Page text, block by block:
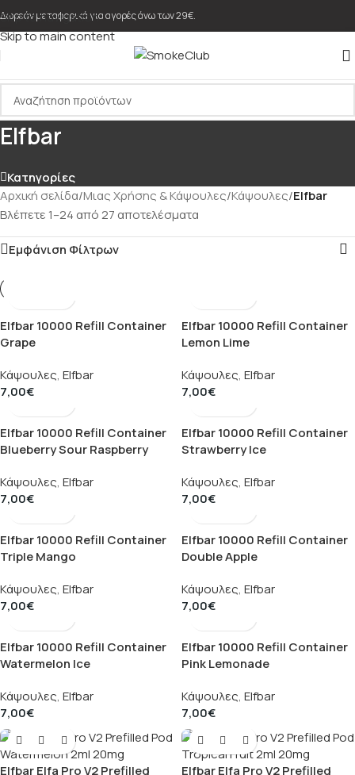
Skip to navigation
Skip to main content
Δωρεάν μεταφορικά για αγορές άνω των 29€.
Elfbar
Κατηγορίες
Αρχική σελίδα/Μιας Χρήσης & Κάψουλες/Κάψουλες/Elfbar
Βλέπετε 1–24 από 27 αποτελέσματα
Εμφάνιση Φίλτρων
Elfbar 10000 Refill Container
Grape
Κάψουλες, Elfbar
7,00€
Elfbar 10000 Refill Container
Lemon Lime
Κάψουλες, Elfbar
7,00€
Elfbar 10000 Refill Container
Blueberry Sour Raspberry
Κάψουλες, Elfbar
7,00€
Elfbar 10000 Refill Container
Strawberry lce
Κάψουλες, Elfbar
7,00€
Elfbar 10000 Refill Container
Triple Mango
Κάψουλες, Elfbar
7,00€
Elfbar 10000 Refill Container
Double Apple
Κάψουλες, Elfbar
7,00€
Elfbar 10000 Refill Container
Watermelon lce
Κάψουλες, Elfbar
7,00€
Elfbar 10000 Refill Container
Pink Lemonade
Κάψουλες, Elfbar
7,00€
Elfbar Elfa Pro V2 Prefilled
Elfbar Elfa Pro V2 Prefilled